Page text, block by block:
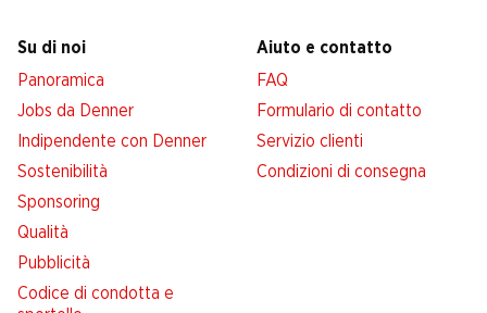
Su di noi
Panoramica
Jobs da Denner
Indipendente con Denner
Sostenibilità
Sponsoring
Qualità
Pubblicità
Codice di condotta e
Aiuto e contatto
FAQ
Formulario di contatto
Servizio clienti
Condizioni di consegna